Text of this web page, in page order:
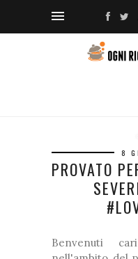
8
PROVATO
Benvenuti
❅
❆